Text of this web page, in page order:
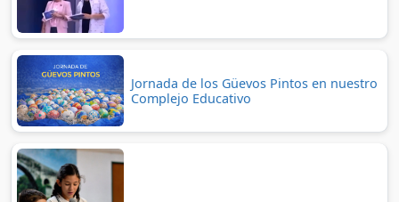
Jornada de los Güevos Pintos en nuestro
Complejo Educativo